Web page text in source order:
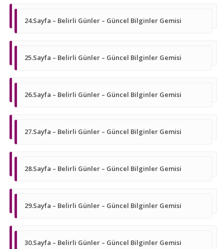
24.Sayfa – Belirli Günler – Güncel Bilginler Gemisi
25.Sayfa – Belirli Günler – Güncel Bilginler Gemisi
26.Sayfa – Belirli Günler – Güncel Bilginler Gemisi
27.Sayfa – Belirli Günler – Güncel Bilginler Gemisi
28.Sayfa – Belirli Günler – Güncel Bilginler Gemisi
29.Sayfa – Belirli Günler – Güncel Bilginler Gemisi
30.Sayfa – Belirli Günler – Güncel Bilginler Gemisi